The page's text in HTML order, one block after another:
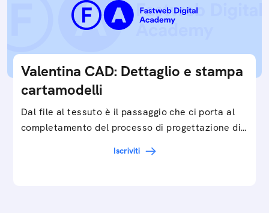
Valentina CAD: Dettaglio e stampa
cartamodelli
Dal file al tessuto è il passaggio che ci porta al
completamento del processo di progettazione di
Iscriviti